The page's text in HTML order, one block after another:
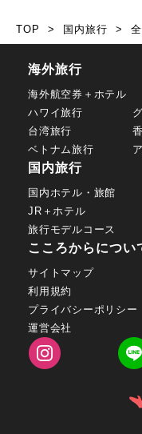
TOP 国内旅行
海外旅行
海外航空券＋ホテル
ハワイ旅行
台湾旅行
ベトナム旅行
国内旅行
国内ホテル・旅館
JR＋ホテル
旅行モデルコース
こころからについ
サイトマップ
利用規約
プライバシーポリシー
運営会社